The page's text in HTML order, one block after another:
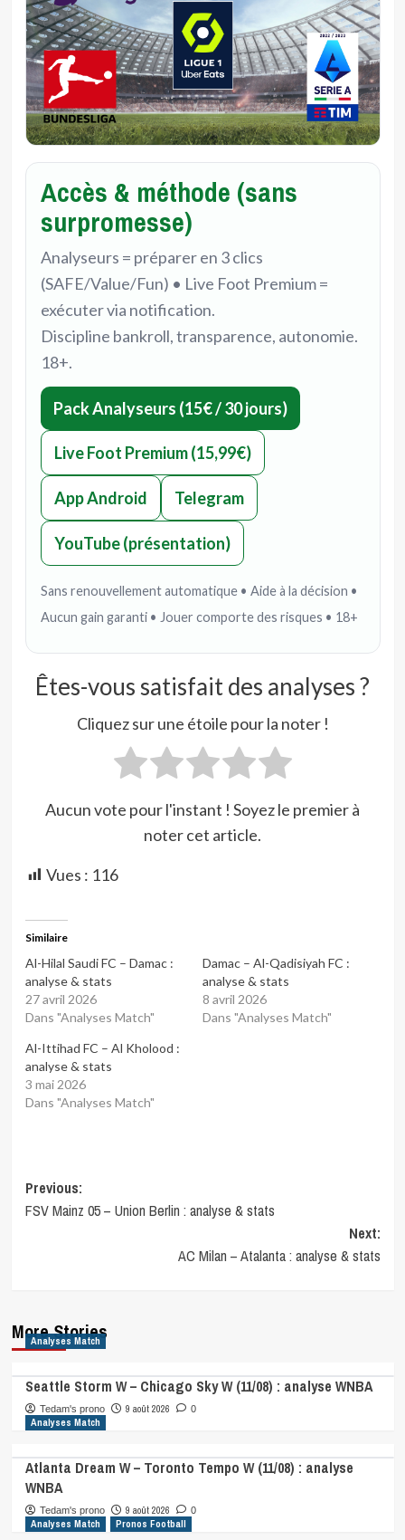
Accès & méthode (sans
surpromesse)
Analyseurs = préparer en 3 clics
(SAFE/Value/Fun) • Live Foot Premium =
exécuter via notification.
Discipline bankroll, transparence, autonomie.
18+.
Pack Analyseurs (15€ / 30 jours)
Live Foot Premium (15,99€)
App Android Telegram
YouTube (présentation)
Sans renouvellement automatique • Aide à la décision •
Aucun gain garanti • Jouer comporte des risques • 18+
Êtes-vous satisfait des analyses ?
Cliquez sur une étoile pour la noter !
Aucun vote pour l'instant ! Soyez le premier à
noter cet article.
Vues : 116
Similaire
Al-Hilal Saudi FC – Damac :
analyse & stats
27 avril 2026
Dans "Analyses Match"
Damac – Al-Qadisiyah FC :
analyse & stats
8 avril 2026
Dans "Analyses Match"
Al-Ittihad FC – Al Kholood :
analyse & stats
3 mai 2026
Dans "Analyses Match"
Post
navigation
Previous:
FSV Mainz 05 – Union Berlin : analyse & stats
Next:
AC Milan – Atalanta : analyse & stats
More Stories
Analyses Match
Seattle Storm W – Chicago Sky W (11/08) : analyse WNBA
Tedam's prono 9 août 2026 0
Analyses Match
Atlanta Dream W – Toronto Tempo W (11/08) : analyse
WNBA
Tedam's prono 9 août 2026 0
Analyses Match Pronos Football